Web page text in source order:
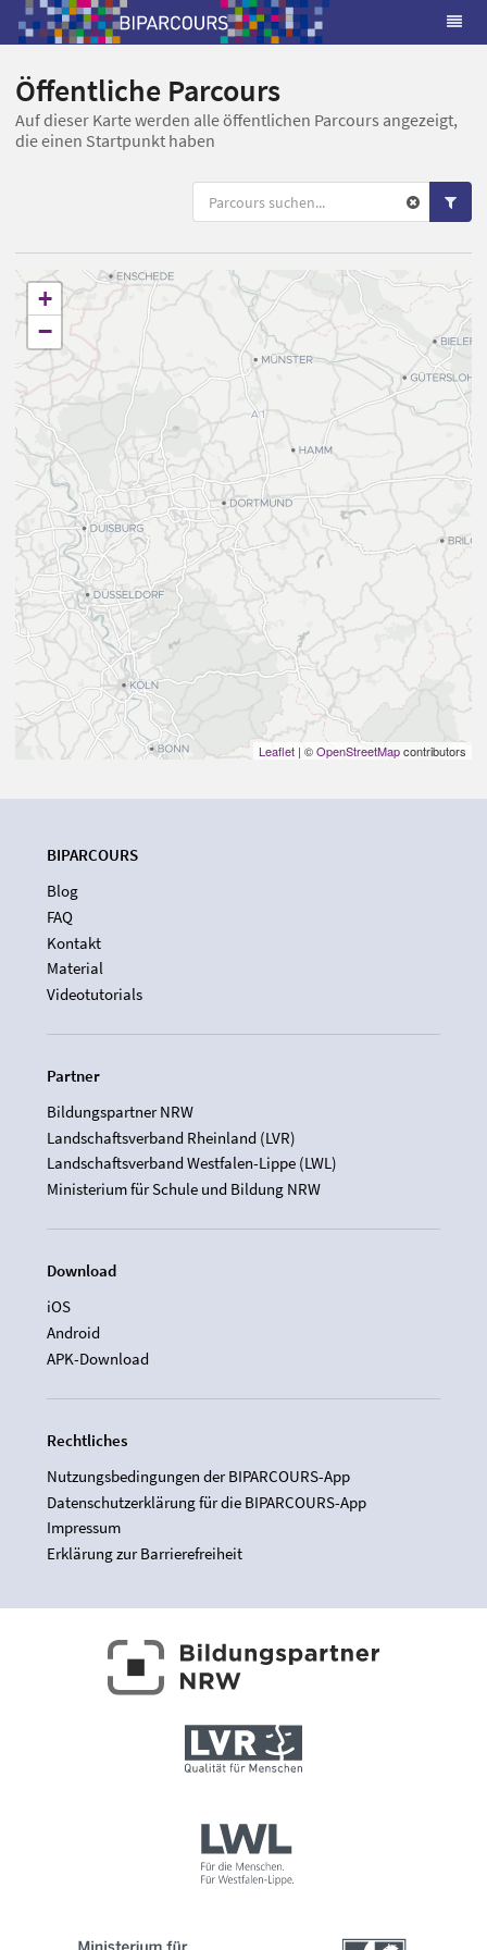
Öffentliche Parcours
Auf dieser Karte werden alle öffentlichen Parcours angezeigt,
die einen Startpunkt haben
+
−
Leaflet | ©OpenStreetMapcontributors
BIPARCOURS
Blog
FAQ
Kontakt
Material
Videotutorials
Partner
Bildungspartner NRW
Landschaftsverband Rheinland (LVR)
Landschaftsverband Westfalen-Lippe (LWL)
Ministerium für Schule und Bildung NRW
Download
iOS
Android
APK-Download
Rechtliches
Nutzungsbedingungen der BIPARCOURS-App
Datenschutzerklärung für die BIPARCOURS-App
Impressum
Erklärung zur Barrierefreiheit